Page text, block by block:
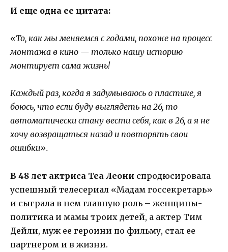
И еще одна ее цитата:
«То, как мы меняемся с годами, похоже на процесс
монтажа в кино — только нашу историю
монтирует сама жизнь!
Каждый раз, когда я задумываюсь о пластике, я
боюсь, что если буду выглядеть на 26, то
автоматически стану вести себя, как в 26, а я не
хочу возвращаться назад и повторять свои
ошибки».
В 48 лет актриса Теа Леони спродюсировала
успешный телесериал «Мадам госсекретарь»
и сыграла в нем главную роль – женщины-
политика и мамы троих детей, а актер Тим
Дейли, муж ее героини по фильму, стал ее
партнером и в жизни.